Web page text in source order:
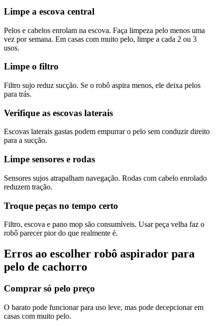
Limpe a escova central
Pelos e cabelos enrolam na escova. Faça limpeza pelo menos uma
vez por semana. Em casas com muito pelo, limpe a cada 2 ou 3
usos.
Limpe o filtro
Filtro sujo reduz sucção. Se o robô aspira menos, ele deixa pelos
para trás.
Verifique as escovas laterais
Escovas laterais gastas podem empurrar o pelo sem conduzir direito
para a sucção.
Limpe sensores e rodas
Sensores sujos atrapalham navegação. Rodas com cabelo enrolado
reduzem tração.
Troque peças no tempo certo
Filtro, escova e pano mop são consumíveis. Usar peça velha faz o
robô parecer pior do que realmente é.
Erros ao escolher robô aspirador para
pelo de cachorro
Comprar só pelo preço
O barato pode funcionar para uso leve, mas pode decepcionar em
casas com muito pelo.